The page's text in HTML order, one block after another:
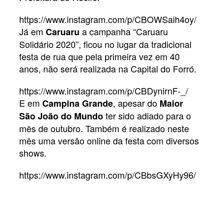
https://www.instagram.com/p/CBOWSaih4oy/
Já em Caruaru a campanha “Caruaru
Solidário 2020”, ficou no lugar da tradicional
festa de rua que pela primeira vez em 40
anos, não será realizada na Capital do Forró.
https://www.instagram.com/p/CBDynirnF-_/
E em Campina Grande, apesar do Maior
São João do Mundoter sido adiado para o
mês de outubro. Também é realizado neste
mês uma versão online da festa com diversos
shows.
https://www.instagram.com/p/CBbsGXyHy96/